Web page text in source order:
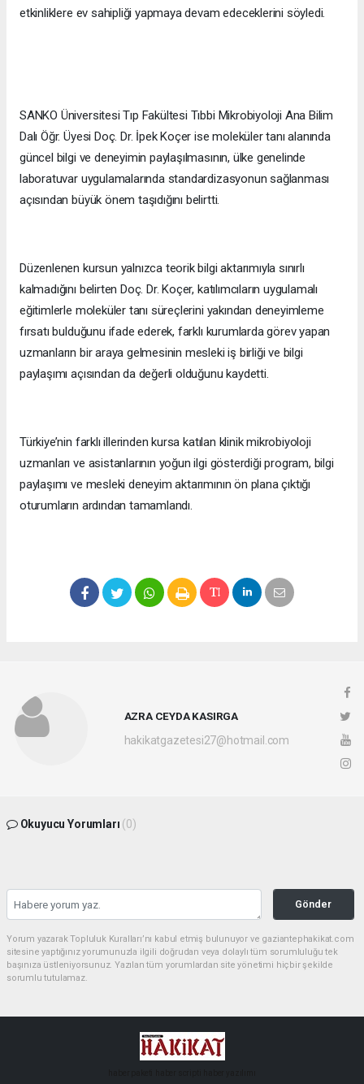
etkinliklere ev sahipliği yapmaya devam edeceklerini söyledi.
SANKO Üniversitesi Tıp Fakültesi Tıbbi Mikrobiyoloji Ana Bilim
Dalı Öğr. Üyesi Doç. Dr. İpek Koçer ise moleküler tanı alanında
güncel bilgi ve deneyimin paylaşılmasının, ülke genelinde
laboratuvar uygulamalarında standardizasyonun sağlanması
açısından büyük önem taşıdığını belirtti.
Düzenlenen kursun yalnızca teorik bilgi aktarımıyla sınırlı
kalmadığını belirten Doç. Dr. Koçer, katılımcıların uygulamalı
eğitimlerle moleküler tanı süreçlerini yakından deneyimleme
fırsatı bulduğunu ifade ederek, farklı kurumlarda görev yapan
uzmanların bir araya gelmesinin mesleki iş birliği ve bilgi
paylaşımı açısından da değerli olduğunu kaydetti.
Türkiye’nin farklı illerinden kursa katılan klinik mikrobiyoloji
uzmanları ve asistanlarının yoğun ilgi gösterdiği program, bilgi
paylaşımı ve mesleki deneyim aktarımının ön plana çıktığı
oturumların ardından tamamlandı.
AZRA CEYDA KASIRGA
hakikatgazetesi27@hotmail.com
Okuyucu Yorumları (0)
Gönder
Yorum yazarak Topluluk Kuralları’nı kabul etmiş bulunuyor ve gaziantephakikat.com
sitesine yaptığınız yorumunuzla ilgili doğrudan veya dolaylı tüm sorumluluğu tek
başınıza üstleniyorsunuz. Yazılan tüm yorumlardan site yönetimi hiçbir şekilde
sorumlu tutulamaz.